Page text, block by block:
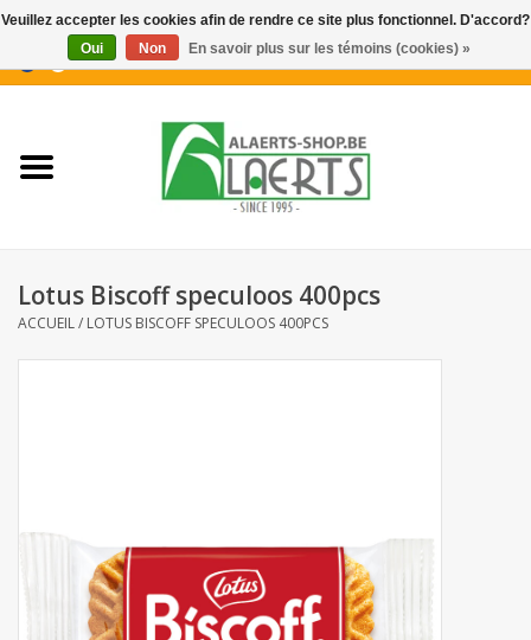
0 Articles - €0,00
Nouveautés
Biscuits pour le café
Botanicals
Lotus Biscoff speculoos 400pcs
ACCUEIL/ LOTUS BISCOFF SPECULOOS 400PCS
Veuillez accepter les cookies afin de rendre ce site plus fonctionnel. D'accord?
Oui
Non En savoir plus sur les témoins (cookies) »